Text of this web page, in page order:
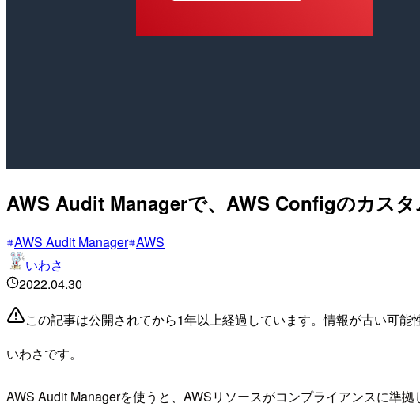
AWS Audit Managerで、AWS Configのカス
AWS Audit Manager AWS
いわさ
2022.04.30
この記事は公開されてから1年以上経過しています。情報が古い可能
いわさです。
AWS Audit Managerを使うと、AWSリソースがコンプライアンスに準